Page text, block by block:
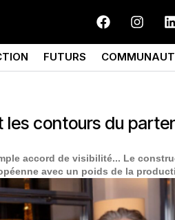
FUTURS
contours du
accord de visibilité... Le
avec un poids de la